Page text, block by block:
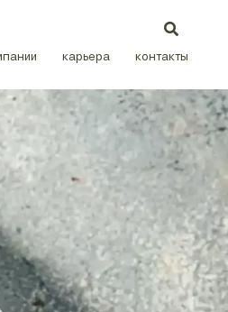
карьера контакты